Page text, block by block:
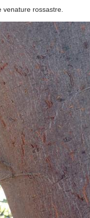
venature rossastre.